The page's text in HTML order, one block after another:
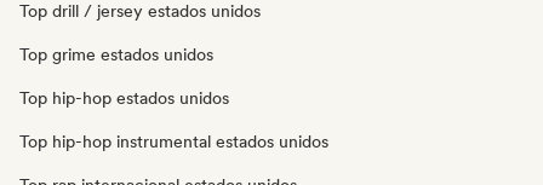
Top drill / jersey estados unidos
Top grime estados unidos
Top hip-hop estados unidos
Top hip-hop instrumental estados unidos